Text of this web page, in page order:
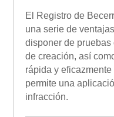
El Registro de
una serie de
disponer de
de creación, así
rápida y
permite una
infracción.